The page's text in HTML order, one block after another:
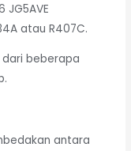
JG5AVE
atau R407C.
beberapa
antara